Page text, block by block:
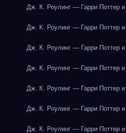
Дж. К. Роулинг — Гарри Поттер
Дж. К. Роулинг — Гарри Поттер
Дж. К. Роулинг — Гарри Поттер
Дж. К. Роулинг — Гарри Поттер
Дж. К. Роулинг — Гарри Поттер
Дж. К. Роулинг — Гарри Поттер
Дж. К. Роулинг — Гарри Поттер